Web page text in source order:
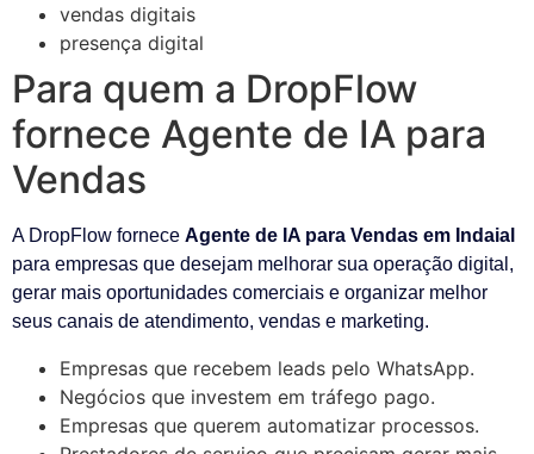
vendas digitais
presença digital
Para quem a DropFlow
fornece Agente de IA para
Vendas
A DropFlow fornece Agente de IA para Vendas em Indaial
para empresas que desejam melhorar sua operação digital,
gerar mais oportunidades comerciais e organizar melhor
seus canais de atendimento, vendas e marketing.
Empresas que recebem leads pelo WhatsApp.
Negócios que investem em tráfego pago.
Empresas que querem automatizar processos.